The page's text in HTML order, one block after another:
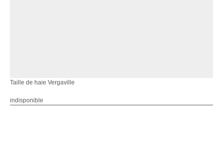
Taille de haie Vergaville
indisponible